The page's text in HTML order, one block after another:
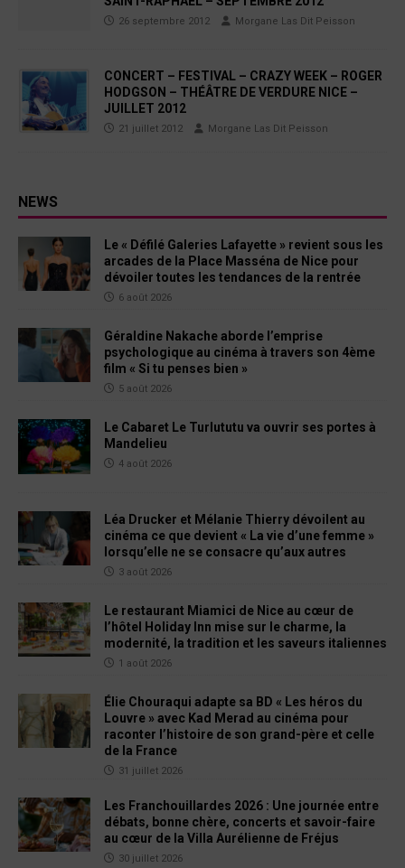
26 septembre 2012 Morgane Las Dit Peisson
CONCERT – FESTIVAL – CRAZY WEEK – ROGER
HODGSON – THÉÂTRE DE VERDURE NICE –
JUILLET 2012
21 juillet 2012 Morgane Las Dit Peisson
NEWS
Le « Défilé Galeries Lafayette » revient sous les
arcades de la Place Masséna de Nice pour
dévoiler toutes les tendances de la rentrée
6 août 2026
Géraldine Nakache aborde l’emprise
psychologique au cinéma à travers son 4ème
film « Si tu penses bien »
5 août 2026
Le Cabaret Le Turlututu va ouvrir ses portes à
Mandelieu
4 août 2026
Léa Drucker et Mélanie Thierry dévoilent au
cinéma ce que devient « La vie d’une femme »
lorsqu’elle ne se consacre qu’aux autres
3 août 2026
Le restaurant Miamici de Nice au cœur de
l’hôtel Holiday Inn mise sur le charme, la
modernité, la tradition et les saveurs italiennes
1 août 2026
Élie Chouraqui adapte sa BD « Les héros du
Louvre » avec Kad Merad au cinéma pour
raconter l’histoire de son grand-père et celle
de la France
31 juillet 2026
Les Franchouillardes 2026 : Une journée entre
débats, bonne chère, concerts et savoir-faire
au cœur de la Villa Aurélienne de Fréjus
30 juillet 2026